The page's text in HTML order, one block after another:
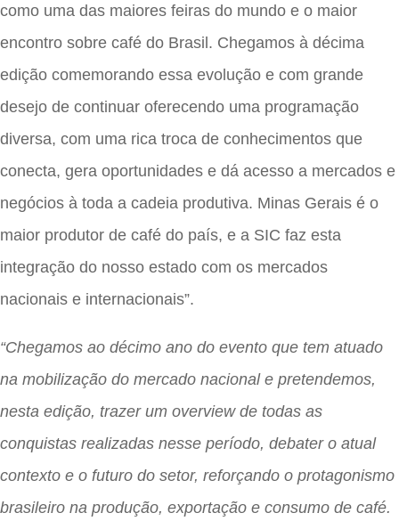
como uma das maiores feiras do mundo e o maior
encontro sobre café do Brasil. Chegamos à décima
edição comemorando essa evolução e com grande
desejo de continuar oferecendo uma programação
diversa, com uma rica troca de conhecimentos que
conecta, gera oportunidades e dá acesso a mercados e
negócios à toda a cadeia produtiva. Minas Gerais é o
maior produtor de café do país, e a SIC faz esta
integração do nosso estado com os mercados
nacionais e internacionais”.
“Chegamos ao décimo ano do evento que tem atuado
na mobilização do mercado nacional e pretendemos,
nesta edição, trazer um overview de todas as
conquistas realizadas nesse período, debater o atual
contexto e o futuro do setor, reforçando o protagonismo
brasileiro na produção, exportação e consumo de café.